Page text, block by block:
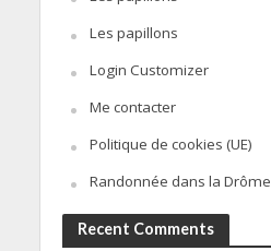
Les papillons
Login Customizer
Me contacter
Politique de cookies (UE)
Randonnée dans la Drôme
Recent Comments